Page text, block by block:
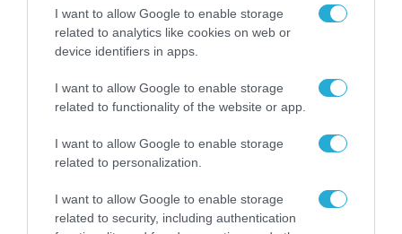
I want to allow Google to enable storage
related to analytics like cookies on web or
device identifiers in apps.
I want to allow Google to enable storage
related to functionality of the website or app.
I want to allow Google to enable storage
related to personalization.
I want to allow Google to enable storage
related to security, including authentication